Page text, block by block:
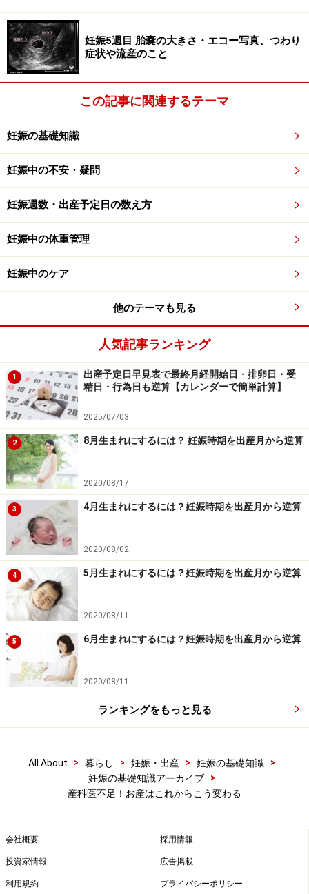
が刑事事件に問われてしまったのですから。
訴訟が起きなくても、生き残ったところは大混雑です。
周囲で産科がなくなる度にその分の妊婦さんが押し寄せ
ます。残ったところは、質のいい仕事をしてきたからこ
そ生き残ったという面もあったでしょう。ところが、生
き残ったがために、否が応でも混雑によるトラブルが出
ています。
これからのお産は「医師が身を守るお産」
に
これからのお産の形は、医師が身を守るお産になってい
うことはもちろんのこと、訴訟に強いお産をしていくこ
とになるでしょう。
訴訟に強いお産とはどういうお産かというと、万が一お
母さんか赤ちゃんが亡くなったり障害を負ったりしたと
き、医師が過失を問われにくいお産です。例えば、裁判
では、医師は万全を尽くしたように見えるほど有利です
ので、帝王切開をしていておけば最高の手を尽くしたこ
とになります。
こうして、帝王切開の実施率が増えていく可能性があり
ます。陣痛誘発によってスタッフの多い昼間に産む計画
分娩も増えそうです。
陣痛を待つ妊婦用の宿泊施設が登場？
産科の数が少なくなれば、遠い産院へ行かざるをえない
人が増えます。それが通える範囲を超えてしまう地域も
出ます。そういう場合は、病院が産婦さん用の宿泊施設
妊娠5週目 胎嚢の大きさ・エコー写真、つわり
症状や流産のこと
この記事に関連するテーマ
妊娠の基礎知識
妊娠中の不安・疑問
妊娠週数・出産予定日の数え方
妊娠中の体重管理
妊娠中のケア
他のテーマも見る
人気記事ランキング
1
出産予定日早見表で最終月経開始日・排卵日・受
精日・行為日も逆算【カレンダーで簡単計算】
2025/07/03
2 8月生まれにするには？ 妊娠時期を出産月から逆算
2020/08/17
3 4月生まれにするには？妊娠時期を出産月から逆算
2020/08/02
4 5月生まれにするには？妊娠時期を出産月から逆算
2020/08/11
5 6月生まれにするには？妊娠時期を出産月から逆算
2020/08/11
ランキングをもっと見る
All About > 暮らし > 妊娠・出産 > 妊娠の基礎知識
>
妊娠の基礎知識アーカイブ
>
産科医不足！お産はこれからこう変わる
会社概要 採用情報
投資家情報 広告掲載
利用規約 プライバシーポリシー